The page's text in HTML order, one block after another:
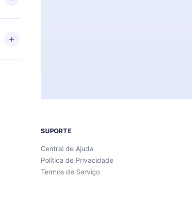
SUPORTE
Central de Ajuda
Política de Privacidade
Termos de Serviço